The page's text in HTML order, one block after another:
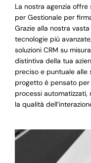
La nostra agenzia
per Gestionale per
Grazie alla nostra
tecnologie più
soluzioni CRM su
distintiva della tua
preciso e puntuale alle
progetto è pensato
processi automatizzati,
la qualità